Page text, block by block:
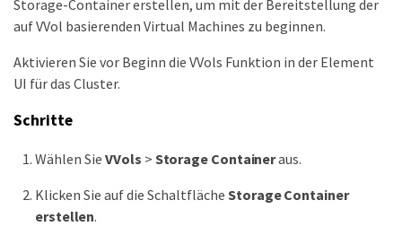
Storage-Container erstellen, um mit der Bereitstellung der
auf VVol basierenden Virtual Machines zu beginnen.
Aktivieren Sie vor Beginn die VVols Funktion in der Element
UI für das Cluster.
Schritte
Wählen Sie VVols > Storage Containeraus.
Klicken Sie auf die Schaltfläche Storage Container
erstellen.